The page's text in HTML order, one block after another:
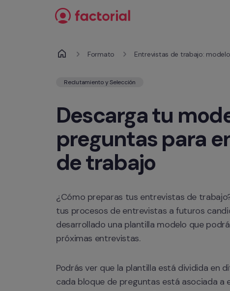
Formato Entrevistas de trabajo:
Reclutamiento y Selección
Descarga tu
preguntas para
de trabajo
¿Cómo preparas tus entrevistas de
tus procesos de entrevistas a futuros
desarrollado una plantilla modelo que
próximas entrevistas.
Podrás ver que la plantilla está dividida en
cada bloque de preguntas está asociada a